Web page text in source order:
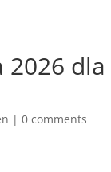
|0 comments